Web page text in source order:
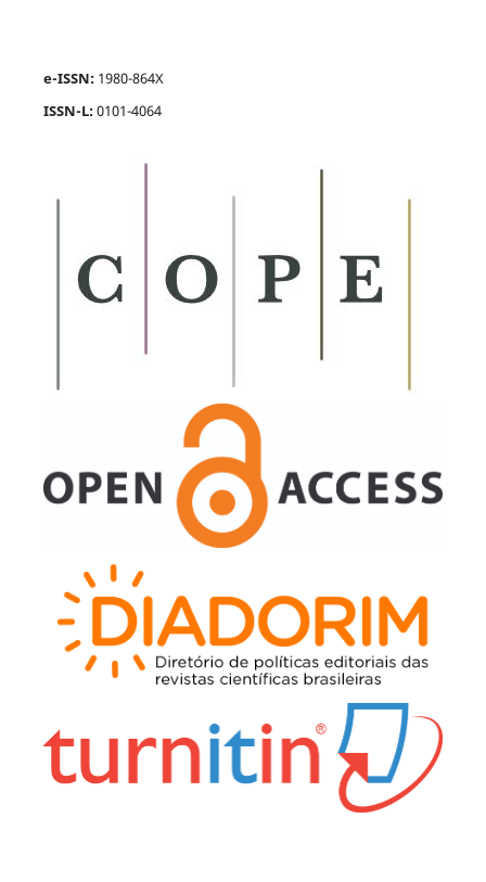
e-ISSN: 1980-864X
ISSN-L:0101-4064